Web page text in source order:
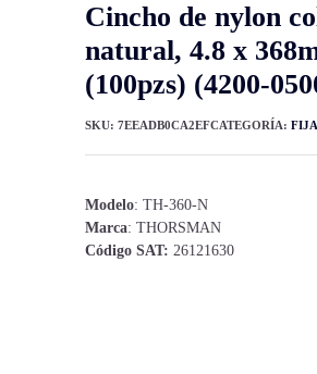
Cincho de nylon
natural, 4.8 x
(100pzs) (4200-
Modelo: TH-360-N
Marca: THORSMAN
Código SAT: 26121630
SKU: 7EEADB0CA2EFCATEGORÍA: